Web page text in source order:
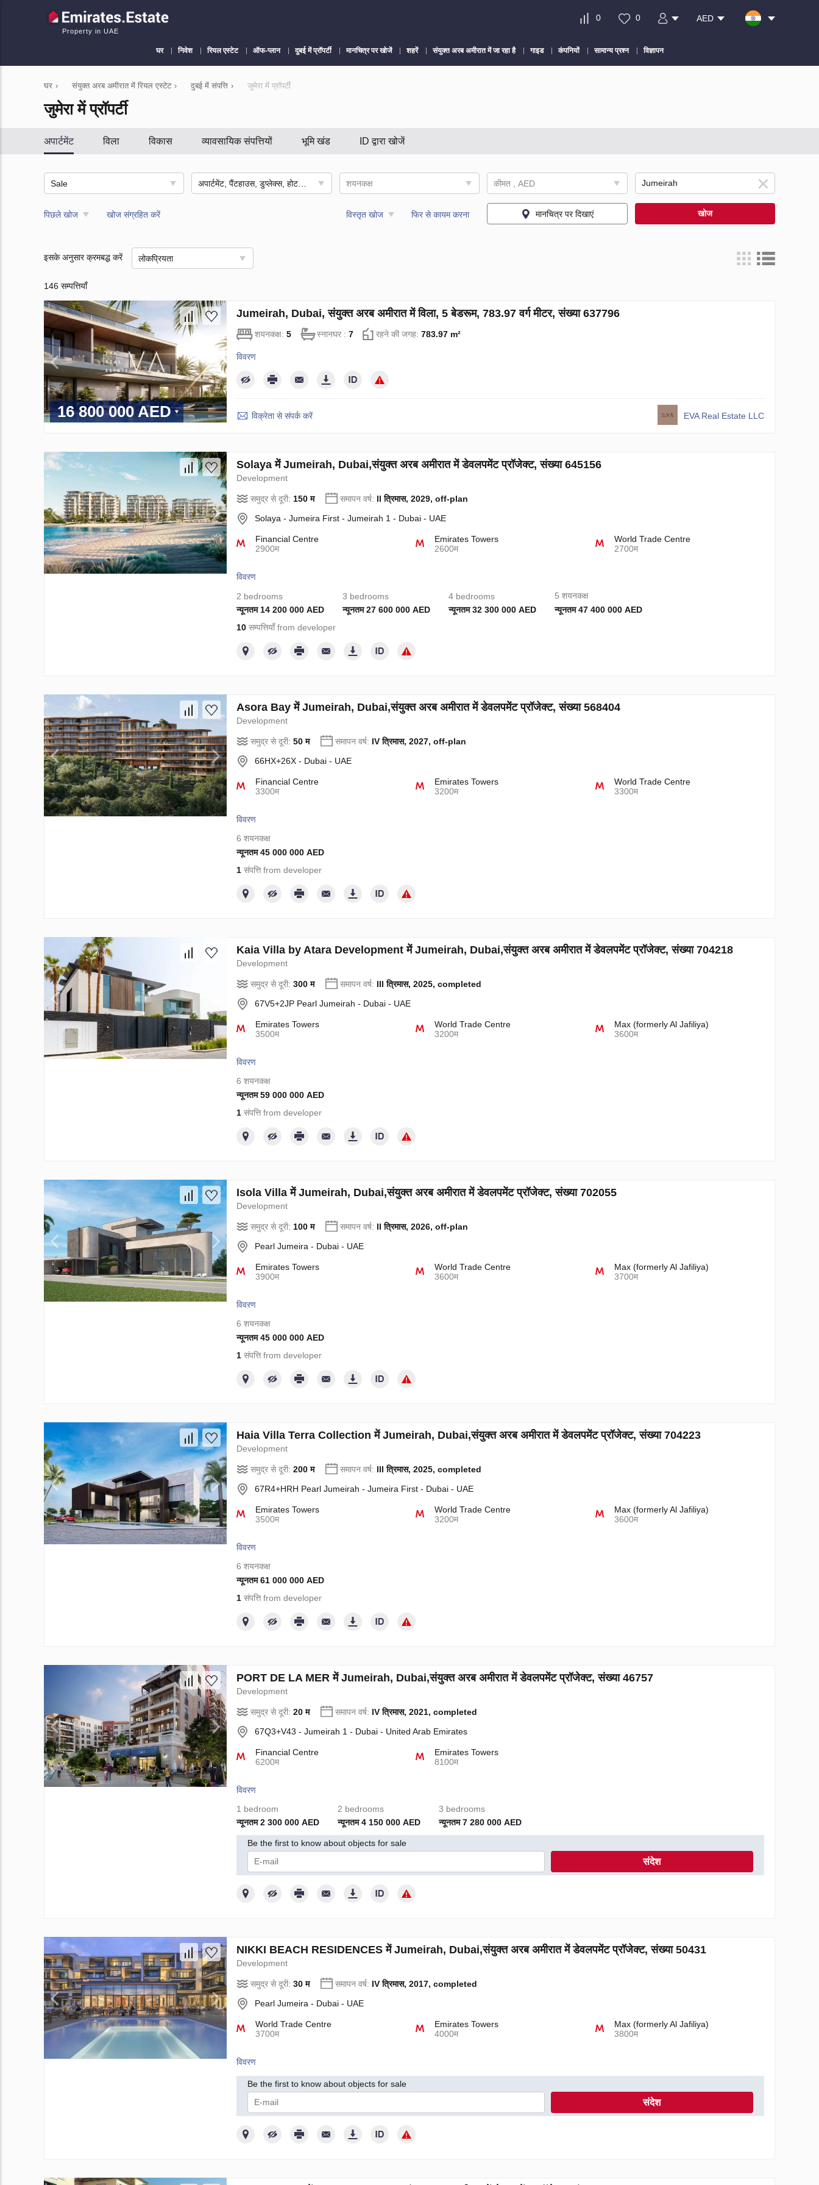
Property in UAE
0 0 AED
घर निवेश रियल एस्टेट ऑफ-प्लान दुबई में प्रॉपर्टी मानचित्र पर खोजें शहरें संयुक्त अरब अमीरात में जा रहा है गाइड कंपनियों सामान्य प्रश्न विज्ञापन
घर › संयुक्त अरब अमीरात में रियल एस्टेट › दुबई में संपत्ति › जुमेरा में प्रॉपर्टी
जुमेरा में प्रॉपर्टी
अपार्टमेंट विला विकास व्यावसायिक संपत्तियों भूमि खंड ID द्वारा खोजें
Sale शयनकक्ष कीमत , AED
पिछले खोज खोज संग्रहित करें विस्तृत खोज फिर से कायम करना मानचित्र पर दिखाएं खोज
इसके अनुसार क्रमबद्ध करें लोकप्रियता
146 सम्पत्तियाँ
16 800 000 AED
Jumeirah, Dubai, संयुक्त अरब अमीरात में विला, 5 बेडरूम, 783.97 वर्ग मीटर, संख्या 637796
शयनकक्ष: 5 स्नानघर : 7 रहने की जगह: 783.97 m²
विवरण
विक्रेता से संपर्क करें EVA Real Estate LLC
Solaya में Jumeirah, Dubai,संयुक्त अरब अमीरात में डेवलपमेंट प्रॉजेक्ट, संख्या 645156
Development
समुद्र से दूरी: 150 म समापन वर्ष: II त्रिमास, 2029, off-plan
Solaya - Jumeira First - Jumeirah 1 - Dubai - UAE
Financial Centre
2900म
Emirates Towers
2600म
World Trade Centre
2700म
विवरण
2 bedrooms
न्यूनतम 14 200 000 AED
3 bedrooms
न्यूनतम 27 600 000 AED
4 bedrooms
न्यूनतम 32 300 000 AED
5 शयनकक्ष
न्यूनतम 47 400 000 AED
10सम्पत्तियाँ from developer
Asora Bay में Jumeirah, Dubai,संयुक्त अरब अमीरात में डेवलपमेंट प्रॉजेक्ट, संख्या 568404
Development
समुद्र से दूरी: 50 म समापन वर्ष: IV त्रिमास, 2027, off-plan
66HX+26X - Dubai - UAE
Financial Centre
3300म
Emirates Towers
3200म
World Trade Centre
3300म
विवरण
6 शयनकक्ष
न्यूनतम 45 000 000 AED
1संपत्ति from developer
Kaia Villa by Atara Development में Jumeirah, Dubai,संयुक्त अरब अमीरात में डेवलपमेंट प्रॉजेक्ट, संख्या 704218
Development
समुद्र से दूरी: 300 म समापन वर्ष: III त्रिमास, 2025, completed
67V5+2JP Pearl Jumeirah - Dubai - UAE
Emirates Towers
3500म
World Trade Centre
3200म
Max (formerly Al Jafiliya)
3600म
विवरण
6 शयनकक्ष
न्यूनतम 59 000 000 AED
1संपत्ति from developer
Isola Villa में Jumeirah, Dubai,संयुक्त अरब अमीरात में डेवलपमेंट प्रॉजेक्ट, संख्या 702055
Development
समुद्र से दूरी: 100 म समापन वर्ष: II त्रिमास, 2026, off-plan
Pearl Jumeira - Dubai - UAE
Emirates Towers
3900म
World Trade Centre
3600म
Max (formerly Al Jafiliya)
3700म
विवरण
6 शयनकक्ष
न्यूनतम 45 000 000 AED
1संपत्ति from developer
Haia Villa Terra Collection में Jumeirah, Dubai,संयुक्त अरब अमीरात में डेवलपमेंट प्रॉजेक्ट, संख्या 704223
Development
समुद्र से दूरी: 200 म समापन वर्ष: III त्रिमास, 2025, completed
67R4+HRH Pearl Jumeirah - Jumeira First - Dubai - UAE
Emirates Towers
3500म
World Trade Centre
3200म
Max (formerly Al Jafiliya)
3600म
विवरण
6 शयनकक्ष
न्यूनतम 61 000 000 AED
1संपत्ति from developer
PORT DE LA MER में Jumeirah, Dubai,संयुक्त अरब अमीरात में डेवलपमेंट प्रॉजेक्ट, संख्या 46757
Development
समुद्र से दूरी: 20 म समापन वर्ष: IV त्रिमास, 2021, completed
67Q3+V43 - Jumeirah 1 - Dubai - United Arab Emirates
Financial Centre
6200म
Emirates Towers
8100म
विवरण
1 bedroom
न्यूनतम 2 300 000 AED
2 bedrooms
न्यूनतम 4 150 000 AED
3 bedrooms
न्यूनतम 7 280 000 AED
Be the first to know about objects for sale
संदेश
NIKKI BEACH RESIDENCES में Jumeirah, Dubai,संयुक्त अरब अमीरात में डेवलपमेंट प्रॉजेक्ट, संख्या 50431
Development
समुद्र से दूरी: 30 म समापन वर्ष: IV त्रिमास, 2017, completed
Pearl Jumeira - Dubai - UAE
World Trade Centre
3700म
Emirates Towers
4000म
Max (formerly Al Jafiliya)
3800म
विवरण
Be the first to know about objects for sale
संदेश